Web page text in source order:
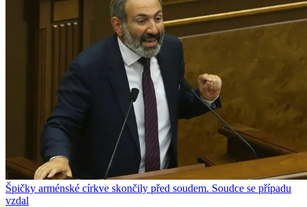
Špičky arménské církve skončily před soudem. Soudce se případu
vzdal